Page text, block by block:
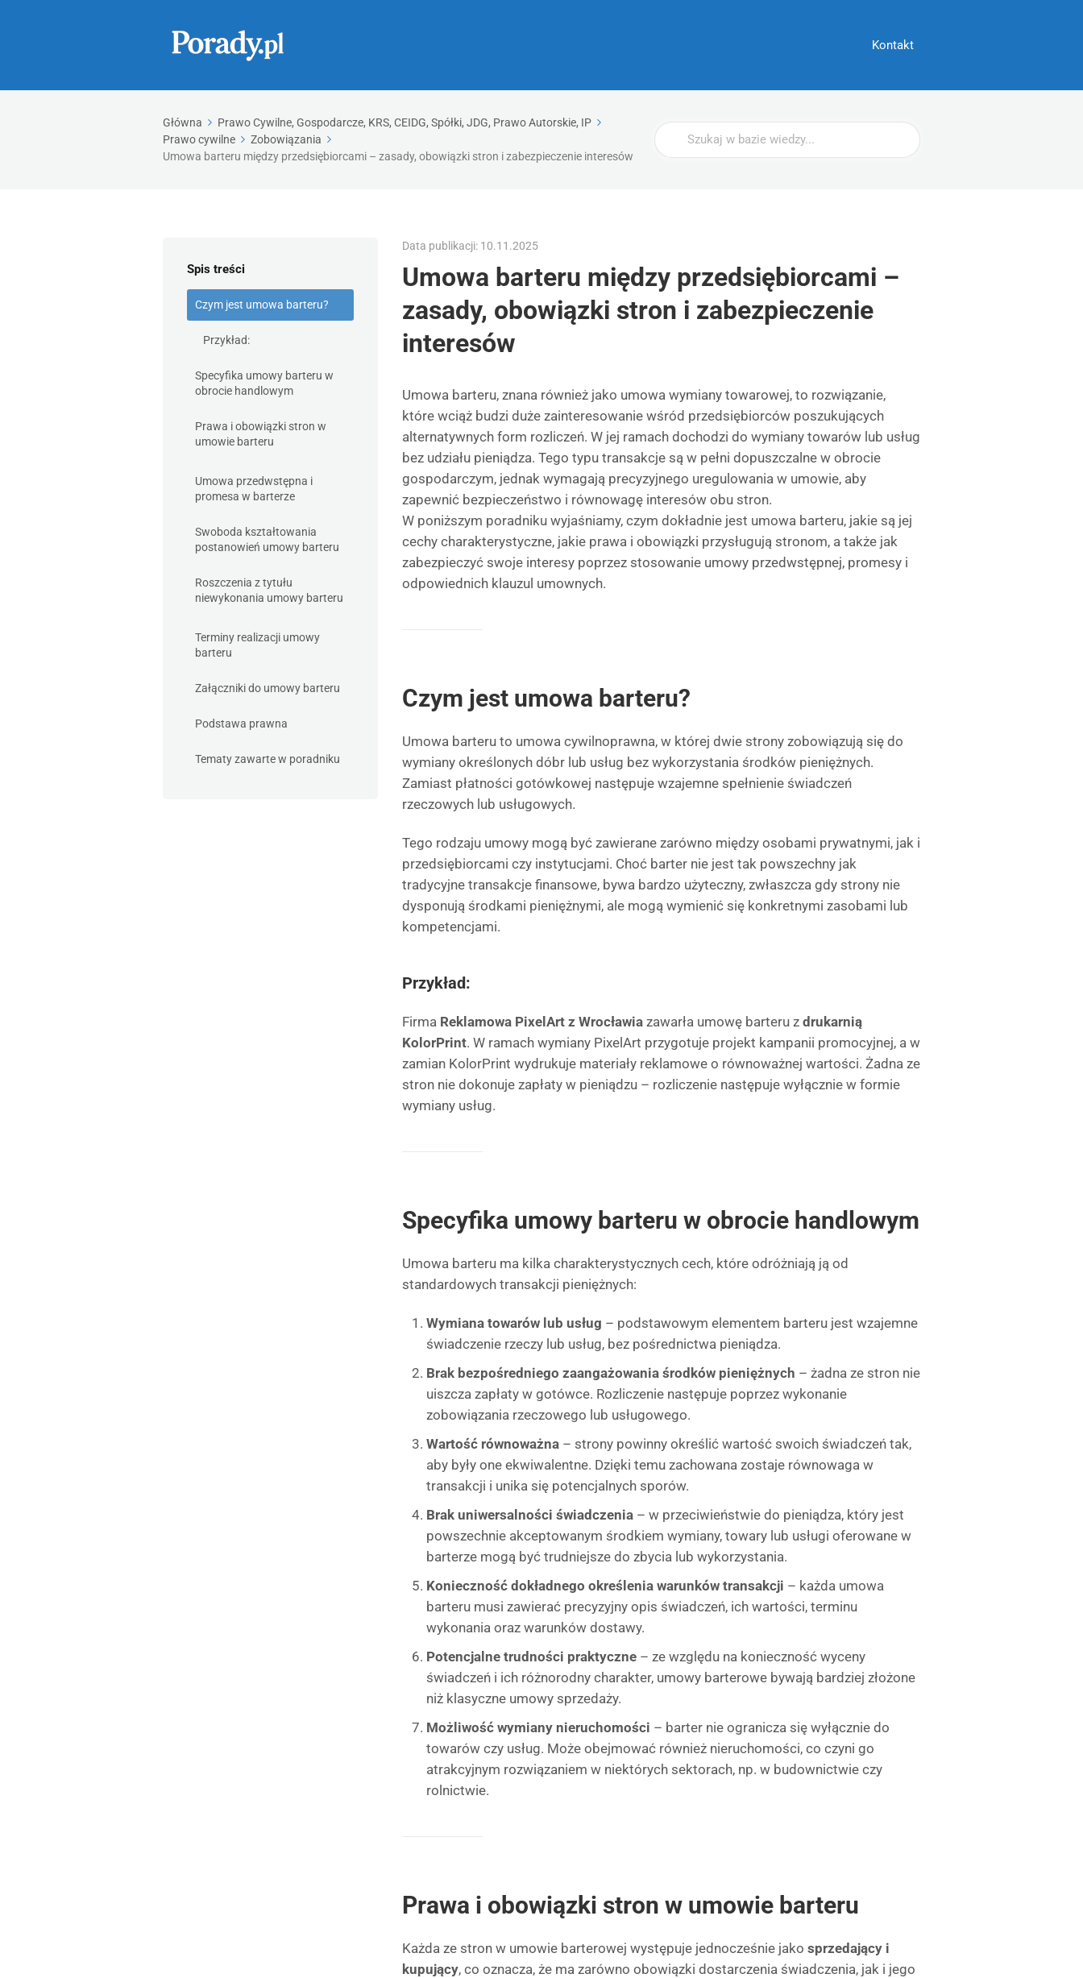
Kontakt
Główna
Prawo Cywilne, Gospodarcze, KRS, CEIDG, Spółki, JDG, Prawo Autorskie, IP
Prawo cywilne
Zobowiązania
Umowa barteru między przedsiębiorcami – zasady, obowiązki stron i zabezpieczenie interesów
Wyszukaj
Spis treści
Czym jest umowa barteru?
Przykład:
Specyfika umowy barteru w
obrocie handlowym
Prawa i obowiązki stron w
umowie barteru
Umowa przedwstępna i
promesa w barterze
Swoboda kształtowania
postanowień umowy barteru
Roszczenia z tytułu
niewykonania umowy barteru
Terminy realizacji umowy
barteru
Załączniki do umowy barteru
Podstawa prawna
Tematy zawarte w poradniku
Data publikacji: 10.11.2025
Umowa barteru między przedsiębiorcami –
zasady, obowiązki stron i zabezpieczenie
interesów
Umowa barteru, znana również jako umowa wymiany towarowej, to rozwiązanie,
które wciąż budzi duże zainteresowanie wśród przedsiębiorców poszukujących
alternatywnych form rozliczeń. W jej ramach dochodzi do wymiany towarów lub usług
bez udziału pieniądza. Tego typu transakcje są w pełni dopuszczalne w obrocie
gospodarczym, jednak wymagają precyzyjnego uregulowania w umowie, aby
zapewnić bezpieczeństwo i równowagę interesów obu stron.
W poniższym poradniku wyjaśniamy, czym dokładnie jest umowa barteru, jakie są jej
cechy charakterystyczne, jakie prawa i obowiązki przysługują stronom, a także jak
zabezpieczyć swoje interesy poprzez stosowanie umowy przedwstępnej, promesy i
odpowiednich klauzul umownych.
Czym jest umowa barteru?
Umowa barteru to umowa cywilnoprawna, w której dwie strony zobowiązują się do
wymiany określonych dóbr lub usług bez wykorzystania środków pieniężnych.
Zamiast płatności gotówkowej następuje wzajemne spełnienie świadczeń
rzeczowych lub usługowych.
Tego rodzaju umowy mogą być zawierane zarówno między osobami prywatnymi, jak i
przedsiębiorcami czy instytucjami. Choć barter nie jest tak powszechny jak
tradycyjne transakcje finansowe, bywa bardzo użyteczny, zwłaszcza gdy strony nie
dysponują środkami pieniężnymi, ale mogą wymienić się konkretnymi zasobami lub
kompetencjami.
Przykład:
Firma Reklamowa PixelArt z Wrocławia zawarła umowę barteru z drukarnią
KolorPrint. W ramach wymiany PixelArt przygotuje projekt kampanii promocyjnej, a w
zamian KolorPrint wydrukuje materiały reklamowe o równoważnej wartości. Żadna ze
stron nie dokonuje zapłaty w pieniądzu – rozliczenie następuje wyłącznie w formie
wymiany usług.
Specyfika umowy barteru w obrocie handlowym
Umowa barteru ma kilka charakterystycznych cech, które odróżniają ją od
standardowych transakcji pieniężnych:
Wymiana towarów lub usług – podstawowym elementem barteru jest wzajemne
świadczenie rzeczy lub usług, bez pośrednictwa pieniądza.
Brak bezpośredniego zaangażowania środków pieniężnych – żadna ze stron nie
uiszcza zapłaty w gotówce. Rozliczenie następuje poprzez wykonanie
zobowiązania rzeczowego lub usługowego.
Wartość równoważna – strony powinny określić wartość swoich świadczeń tak,
aby były one ekwiwalentne. Dzięki temu zachowana zostaje równowaga w
transakcji i unika się potencjalnych sporów.
Brak uniwersalności świadczenia – w przeciwieństwie do pieniądza, który jest
powszechnie akceptowanym środkiem wymiany, towary lub usługi oferowane w
barterze mogą być trudniejsze do zbycia lub wykorzystania.
Konieczność dokładnego określenia warunków transakcji – każda umowa
barteru musi zawierać precyzyjny opis świadczeń, ich wartości, terminu
wykonania oraz warunków dostawy.
Potencjalne trudności praktyczne – ze względu na konieczność wyceny
świadczeń i ich różnorodny charakter, umowy barterowe bywają bardziej złożone
niż klasyczne umowy sprzedaży.
Możliwość wymiany nieruchomości – barter nie ogranicza się wyłącznie do
towarów czy usług. Może obejmować również nieruchomości, co czyni go
atrakcyjnym rozwiązaniem w niektórych sektorach, np. w budownictwie czy
rolnictwie.
Prawa i obowiązki stron w umowie barteru
Każda ze stron w umowie barterowej występuje jednocześnie jako sprzedający i
kupujący, co oznacza, że ma zarówno obowiązki dostarczenia świadczenia, jak i jego